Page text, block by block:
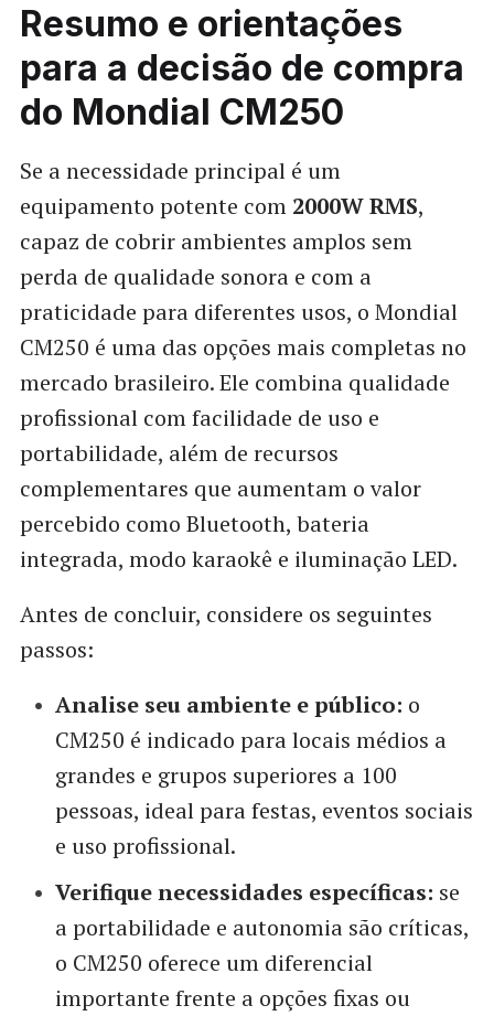
Resumo e orientações
para a decisão de compra
do Mondial CM250
Se a necessidade principal é um
equipamento potente com 2000W RMS,
capaz de cobrir ambientes amplos sem
perda de qualidade sonora e com a
praticidade para diferentes usos, o Mondial
CM250 é uma das opções mais completas no
mercado brasileiro. Ele combina qualidade
profissional com facilidade de uso e
portabilidade, além de recursos
complementares que aumentam o valor
percebido como Bluetooth, bateria
integrada, modo karaokê e iluminação LED.
Antes de concluir, considere os seguintes
passos:
Analise seu ambiente e público: o
CM250 é indicado para locais médios a
grandes e grupos superiores a 100
pessoas, ideal para festas, eventos sociais
e uso profissional.
Verifique necessidades específicas: se
a portabilidade e autonomia são críticas,
o CM250 oferece um diferencial
importante frente a opções fixas ou